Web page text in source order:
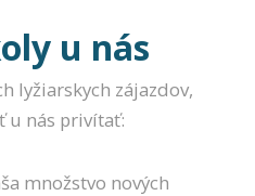
u nás
lyžiarskych zájazdov,
u nás privítať:
množstvo nových